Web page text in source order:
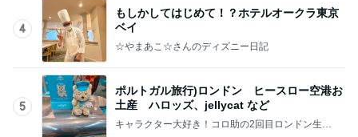
このジャンルの記事をもっと見る
Amebaトピックス 13時間前